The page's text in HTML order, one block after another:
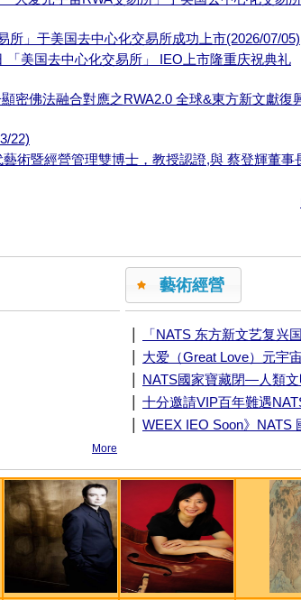
所」于美国去中心化交易所成功上市(2026/07/05)
「美国去中心化交易所」 IEO上市隆重庆祝典礼
密佛法融合對應之RWA2.0 全球&東方新文獻復
22)
術暨經營管理雙博士，教授認證,與 蔡登輝董事
More
藝術經營
「NATS 东方新文艺复兴
大爱（Great Love）元宇
NATS國家寶藏閉—人類
十分邀請VIP百年難遇
WEEX IEO Soon》NATS